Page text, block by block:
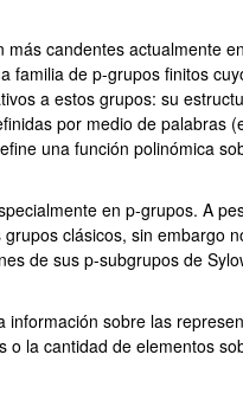
candentes actualmente
familia de p-grupos finitos
a estos grupos: su
por medio de palabras
una función polinómica
en p-grupos. A
clásicos, sin embargo
de sus p-subgrupos de
sobre las
la cantidad de elementos